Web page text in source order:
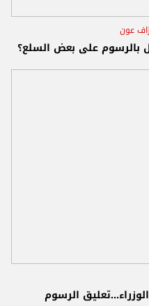
عون
بالرسوم على بعض السلع؟
الرسوم